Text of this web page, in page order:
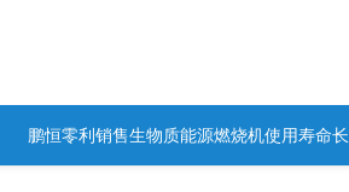
鹏恒零利销售生物质能源燃烧机使用寿命长